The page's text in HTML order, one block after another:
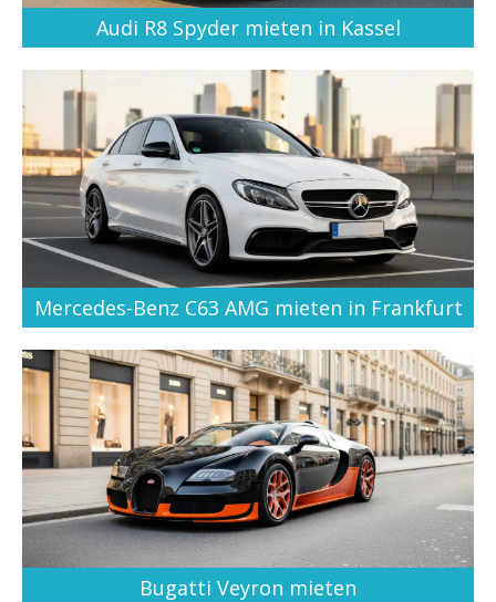
Audi R8 Spyder mieten in Kassel
Mercedes-Benz C63 AMG mieten in Frankfurt
Bugatti Veyron mieten